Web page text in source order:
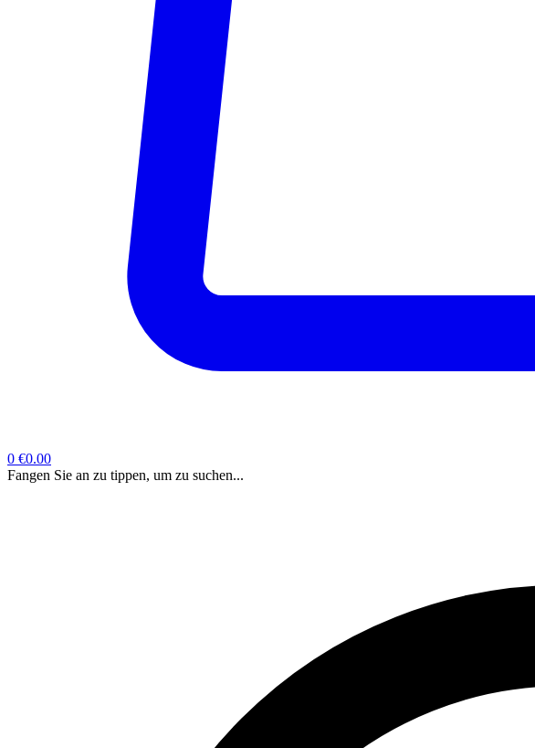
0 €0.00
Fangen Sie an zu tippen, um zu suchen...